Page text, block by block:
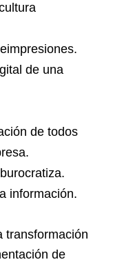
de una
de todos
información.
transformación
de